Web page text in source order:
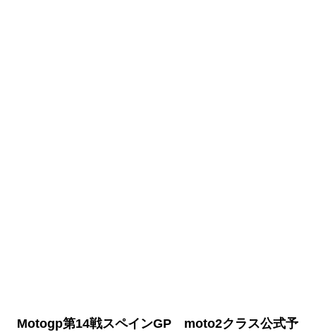
Motogp第14戦スペインGP moto2クラス公式予